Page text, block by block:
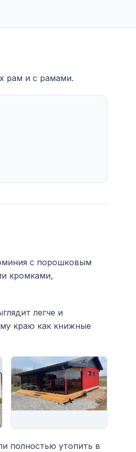
рам и с рамами.
с порошковым
кромками,
легче и
краю как книжные
полностью утопить в